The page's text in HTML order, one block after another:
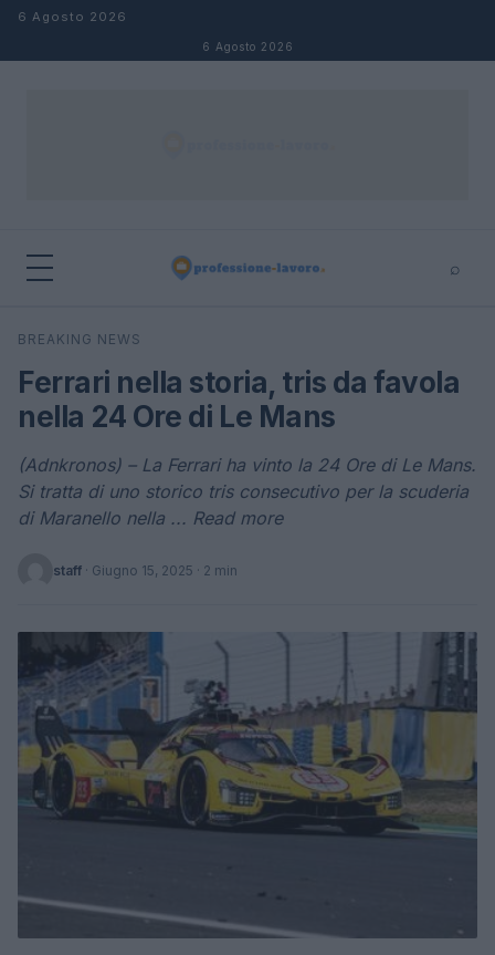
Salta al contenuto
6 Agosto 2026
6 Agosto 2026
⌕
Cerca
BREAKING NEWS
Ferrari nella storia, tris da favola
nella 24 Ore di Le Mans
(Adnkronos) – La Ferrari ha vinto la 24 Ore di Le Mans.
Si tratta di uno storico tris consecutivo per la scuderia
di Maranello nella ... Read more
staff · Giugno 15, 2025 · 2 min